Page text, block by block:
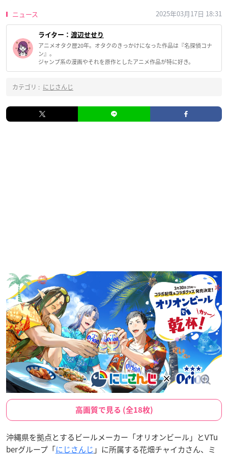
ニュース 2025年03月17日 18:31
ライター： 渡辺せせり
アニメオタク歴20年。オタクのきっかけになった作品は『名探偵コナ
ン』。
ジャンプ系の漫画やそれを原作としたアニメ作品が特に好き。
カテゴリ : にじさんじ
高画質で見る (全18枚)
沖縄県を拠点とするビールメーカー「オリオンビール」とVTu
berグループ「にじさんじ 」に所属する花畑チャイカさん、ミ